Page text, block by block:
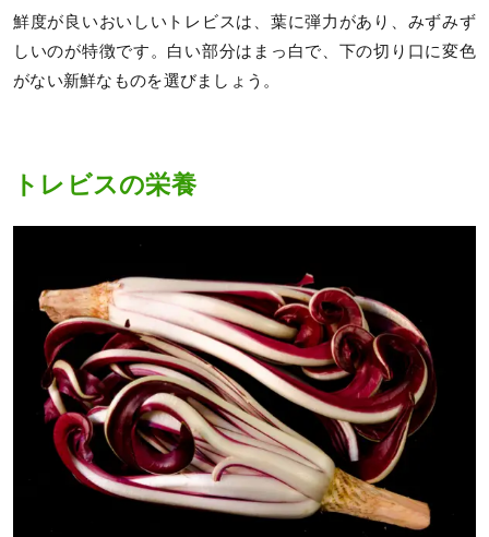
鮮度が良いおいしいトレビスは、葉に弾力があり、みずみず
しいのが特徴です。白い部分はまっ白で、下の切り口に変色
がない新鮮なものを選びましょう。
トレビスの栄養